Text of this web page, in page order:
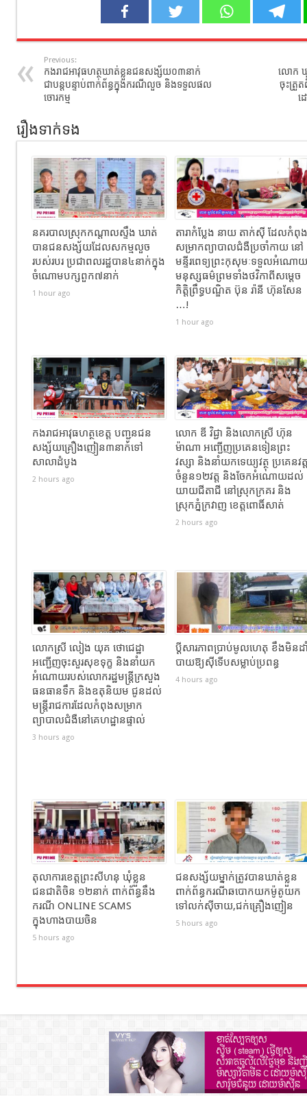
Previous:
កងរាជអាវុធហត្ថឃាត់ខ្លួនជនសង្ស័យ០៣នាក់
ជាបន្តបន្ទាប់ពាក់ព័ន្ធក្នុងករណីលួច និងទទួលផល
ចោរកម្ម
លោក ឃួ
ចុះត្រួត
ដ
រឿងទាក់ទង
នគរបាលស្រុកកណ្ដាលស្ទឹង ឃាត់
បានជនសង្ស័យដែលសកម្មលួច
របស់របរ ប្រជាពលរដ្ឋបាន៤នាក់ក្នុង
ចំណោមបក្សពួក៧នាក់
1 hour ago
តារាកំប្លែង នាយ តាក់ស៊ី ដែលកំពុង
សម្រាកព្យាបាលជំងឺប្រចាំកាយ នៅ
មន្ទីរពេទ្យព្រះកុសុមៈទទួលអំណោយ
មនុស្សធម៌ព្រមទាំងថវិកាពីសម្តេច
កិត្តិព្រឹទ្ធបណ្ឌិត ប៊ុន រ៉ានី ហ៊ុនសែន
…!
1 hour ago
កងរាជឣាវុធហត្ថខេត្ត បញ្ជូនជន
សង្ស័យគ្រឿងញៀន៣នាក់ទៅ
សាលាដំបូង
2 hours ago
លោក ឌី វិជ្ជា និងលោកស្រី ហ៊ុន
ម៉ាណា អញ្ជើញប្រគេនទៀនព្រះ
វស្សា និងនាំយកទេយ្យវត្ថុ ប្រគេនវត្
ចំនួន១២វត្ត និងចែកអំណោយដល់
យាយជីតាជី នៅស្រុកក្រគរ និង
ស្រុកភ្នំក្រវាញ ខេត្តពោធិ៍សាត់
2 hours ago
លោកស្រី លៀង យុគ ថោជេដ្ឋា
អញ្ជើញចុះសួរសុខទុក្ខ និងនាំយក
អំណោយរបស់លោករដ្ឋមន្ត្រីក្រសួង
ធនធានទឹក និងឧតុនិយម ជូនដល់
មន្ត្រីរាជការដែលកំពុងសម្រាក
ព្យាបាលជំងឺនៅគេហដ្ឋានផ្ទាល់
3 hours ago
ប្ដីសារភាពប្រាប់មូលហេតុ ខឹងមិនដ
បាយឱ្យស៊ីទើបសម្លាប់ប្រពន្ធ
4 hours ago
តុលាការខេត្តព្រះសីហនុ ឃុំខ្លួន
ជនជាតិចិន ១២នាក់ ពាក់ព័ន្ធនឹង
ករណី ONLINE SCAMS
ក្នុងហាងបាយចិន
5 hours ago
ជនសង្ស័យម្នាក់ត្រូវបានឃាត់ខ្លួន
ពាក់ព័ន្ធករណីឆបោកយកម៉ូតូយក
ទៅលក់ស៊ីចាយ,ជក់គ្រឿងញៀន
5 hours ago